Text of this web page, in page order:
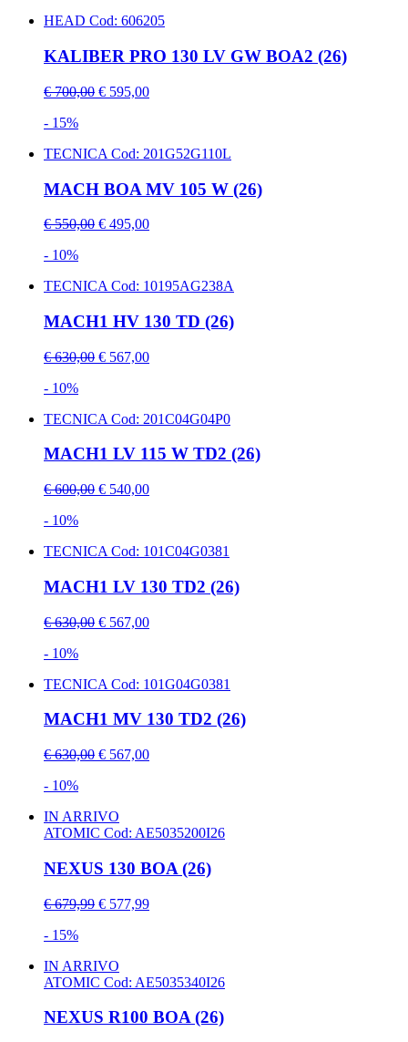
HEAD Cod: 606205
KALIBER PRO 130 LV GW BOA2 (26)
€ 700,00 € 595,00
- 15%
TECNICA Cod: 201G52G110L
MACH BOA MV 105 W (26)
€ 550,00 € 495,00
- 10%
TECNICA Cod: 10195AG238A
MACH1 HV 130 TD (26)
€ 630,00 € 567,00
- 10%
TECNICA Cod: 201C04G04P0
MACH1 LV 115 W TD2 (26)
€ 600,00 € 540,00
- 10%
TECNICA Cod: 101C04G0381
MACH1 LV 130 TD2 (26)
€ 630,00 € 567,00
- 10%
TECNICA Cod: 101G04G0381
MACH1 MV 130 TD2 (26)
€ 630,00 € 567,00
- 10%
IN ARRIVO
ATOMIC Cod: AE5035200I26
NEXUS 130 BOA (26)
€ 679,99 € 577,99
- 15%
IN ARRIVO
ATOMIC Cod: AE5035340I26
NEXUS R100 BOA (26)